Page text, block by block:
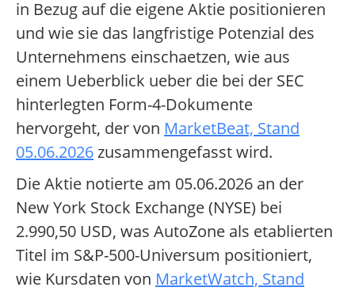
in Bezug auf die eigene Aktie positionieren
und wie sie das langfristige Potenzial des
Unternehmens einschaetzen, wie aus
einem Ueberblick ueber die bei der SEC
hinterlegten Form-4-Dokumente
hervorgeht, der von MarketBeat, Stand
05.06.2026zusammengefasst wird.
Die Aktie notierte am 05.06.2026 an der
New York Stock Exchange (NYSE) bei
2.990,50 USD, was AutoZone als etablierten
Titel im S&P-500-Universum positioniert,
wie Kursdaten von MarketWatch, Stand